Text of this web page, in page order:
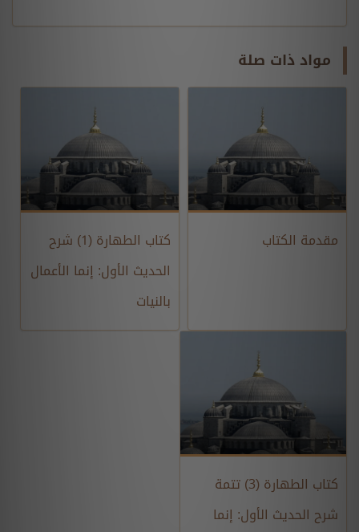
مواد ذات صلة
مقدمة الكتاب
كتاب الطهارة (1) شرح
الحديث الأول: إنما الأعمال
بالنيات
كتاب الطهارة (3) تتمة
شرح الحديث الأول: إنما